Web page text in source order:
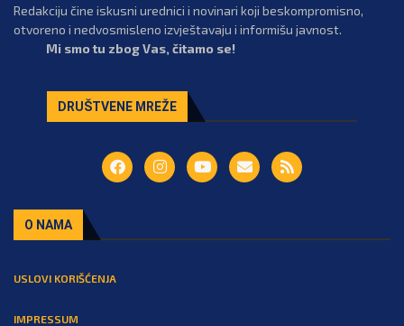
Redakciju čine iskusni urednici i novinari koji beskompromisno,
otvoreno i nedvosmisleno izvještavaju i informišu javnost.
Mi smo tu zbog Vas, čitamo se!
DRUŠTVENE MREŽE
O NAMA
USLOVI KORIŠĆENJA
IMPRESSUM